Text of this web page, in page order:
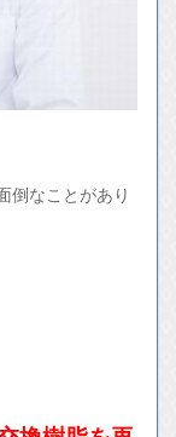
倒なことがあり